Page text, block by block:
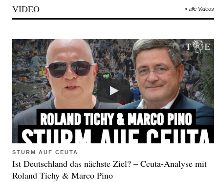
VIDEO » alle Videos
STURM AUF CEUTA
Ist Deutschland das nächste Ziel? – Ceuta-Analyse mit
Roland Tichy & Marco Pino